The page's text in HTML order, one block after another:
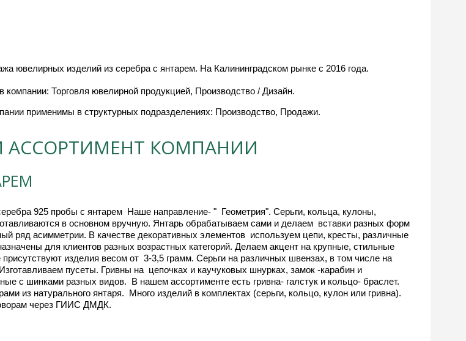
ювелирных изделий из серебра с янтарем. На Калининградском рынке с 2016 года.
Торговля ювелирной продукцией, Производство / Дизайн.
применимы в структурных подразделениях: Производство, Продажи.
АССОРТИМЕНТ КОМПАНИИ
в основном вручную. Янтарь обрабатываем сами и делаем  вставки разных форм
ряд асимметрии. В качестве декоративных элементов  используем цепи, кресты, различные
для клиентов разных возрастных категорий. Делаем акцент на крупные, стильные
изделия весом от  3-3,5 грамм. Серьги на различных швензах, в том числе на
пусеты. Гривны на  цепочках и каучуковых шнурках, замок -карабин и
с шинками разных видов.  В нашем ассортименте есть гривна- галстук и кольцо- браслет.
из натурального янтаря.  Много изделий в комплектах (серьги, кольцо, кулон или гривна).
через ГИИС ДМДК.